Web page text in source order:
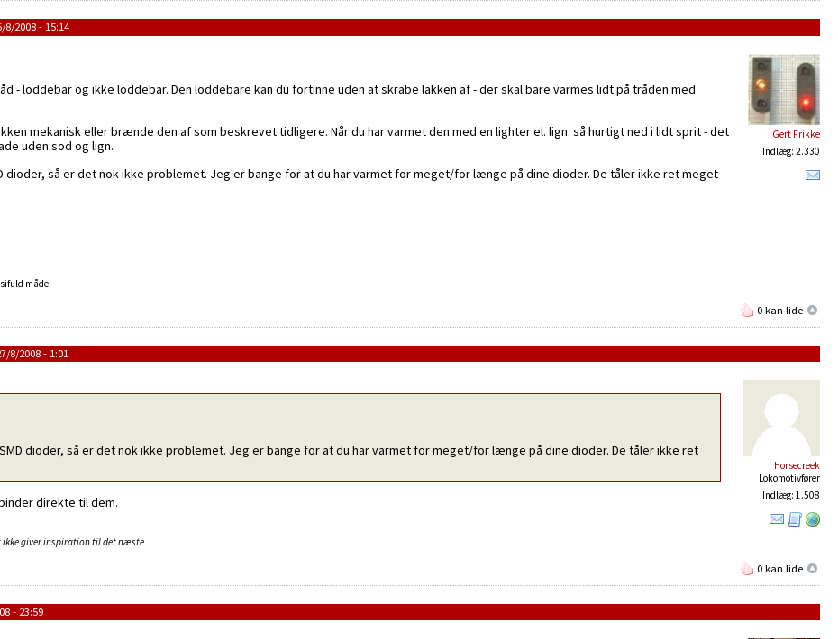
2008 - 15:14
Gert Frikke
Indlæg: 2.330
- loddebar og ikke loddebar. Den loddebare kan du fortinne uden at skrabe lakken af - der skal bare varmes lidt på tråden med
mekanisk eller brænde den af som beskrevet tidligere. Når du har varmet den med en lighter el. lign. så hurtigt ned i lidt sprit - det
uden sod og lign.
dioder, så er det nok ikke problemet. Jeg er bange for at du har varmet for meget/for længe på dine dioder. De tåler ikke ret meget
måde
0 kan lide
8/2008 - 1:01
Horsecreek
Lokomotivfører
Indlæg: 1.508
dioder, så er det nok ikke problemet. Jeg er bange for at du har varmet for meget/for længe på dine dioder. De tåler ikke ret
direkte til dem.
giver inspiration til det næste.
0 kan lide
- 23:59